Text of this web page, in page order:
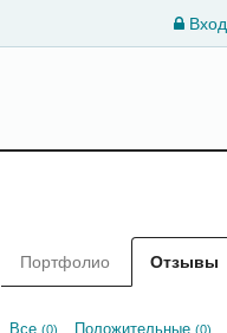
Вход
Портфолио Отзывы
Все (0) Положительные (0)